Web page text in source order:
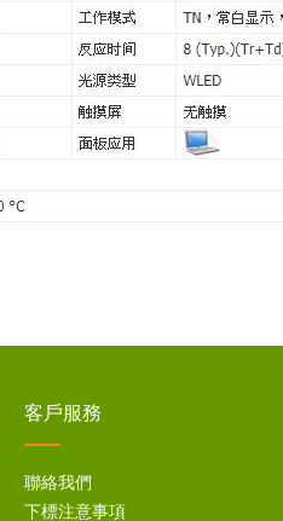
客戶服務
聯絡我們
下標注意事項